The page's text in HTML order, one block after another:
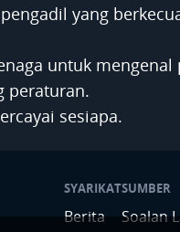
yang
untuk mengenal
peraturan.
sesiapa.
SYARIKAT
Berita
SUMBER
Soalan